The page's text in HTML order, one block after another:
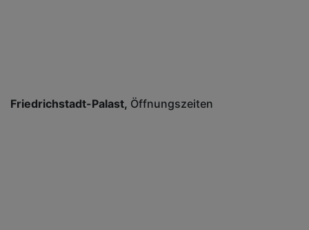
Friedrichstadt-Palast Öffnungszeiten